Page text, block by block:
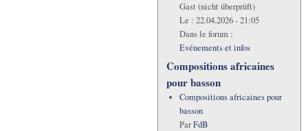
Gast (nicht überprüft)
Le : 22.04.2026 - 21:05
Dans le forum :
Evénements et infos
Compositions africaines
pour basson
Compositions africaines pour
basson
ParFdB